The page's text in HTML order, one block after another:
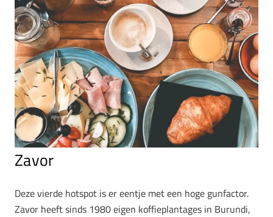
Zavor
Deze vierde hotspot is er eentje met een hoge gunfactor.
Zavor heeft sinds 1980 eigen koffieplantages in Burundi,